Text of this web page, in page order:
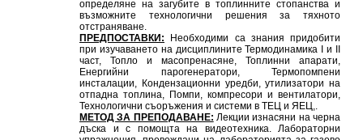
определяне на загубите в топлинните стопанства и
възможните технологични решения за тяхното
отстраняване.
ПРЕДПОСТАВКИ: Необходими са знания придобити
при изучаването на дисциплините Термодинамика I и II
част, Топло и масопренасяне, Топлинни апарати,
Енергийни парогенератори, Термопомпени
инсталации, Кондензационни уредби, утилизатори на
отпадна топлина, Помпи, компресори и вентилатори,
Технологични съоръжения и системи в ТЕЦ и ЯЕЦ,.
МЕТОД ЗА ПРЕПОДАВАНЕ: Лекции изнасяни на черна
дъска и с помощта на видеотехника. Лабораторни